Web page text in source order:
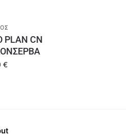
PLAN CN
€